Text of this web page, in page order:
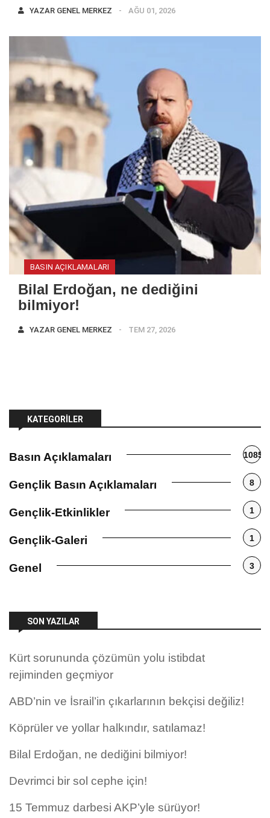
YAZAR GENEL MERKEZ AĞU 01, 2026
BASIN AÇIKLAMALARI
Bilal Erdoğan, ne dediğini
bilmiyor!
YAZAR GENEL MERKEZ TEM 27, 2026
KATEGORILER
Basın Açıklamaları 1085
Gençlik Basın Açıklamaları 8
Gençlik-Etkinlikler 1
Gençlik-Galeri 1
Genel 3
SON YAZILAR
Kürt sorununda çözümün yolu istibdat
rejiminden geçmiyor
ABD’nin ve İsrail’in çıkarlarının bekçisi değiliz!
Köprüler ve yollar halkındır, satılamaz!
Bilal Erdoğan, ne dediğini bilmiyor!
Devrimci bir sol cephe için!
15 Temmuz darbesi AKP’yle sürüyor!